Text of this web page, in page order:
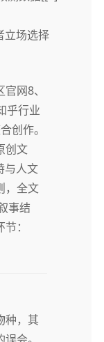
立场选择
网8、
乎行业
创作。
创文
与人文
，全文
事结
：
种，其